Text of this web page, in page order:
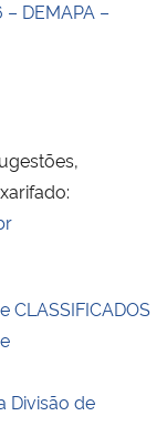
DEMAPA –
Divisão de